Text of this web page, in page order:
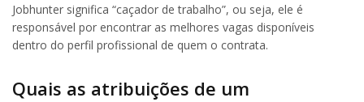
Jobhunter significa “caçador de trabalho”, ou seja, ele é
responsável por encontrar as melhores vagas disponíveis
dentro do perfil profissional de quem o contrata.
Quais as atribuições de um